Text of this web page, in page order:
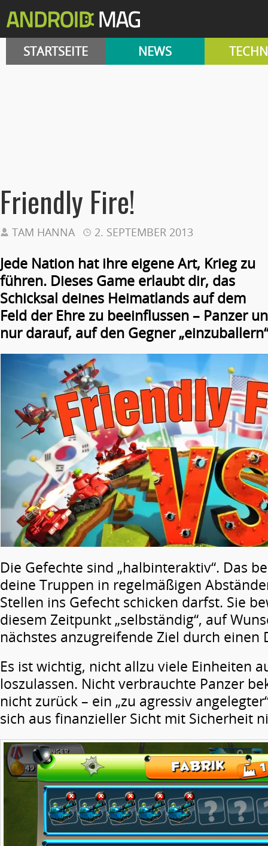
STARTSEITE NEWS
Friendly Fire!
TAM HANNA 2. SEPTEMBER 2013
Jede Nation hat ihre eigene Art, Krieg zu
führen. Dieses Game erlaubt dir, das
Schicksal deines Heimatlands auf dem
Feld der Ehre zu beeinflussen – Panzer
nur darauf, auf den Gegner
Die Gefechte sind „halbinteraktiv“. Das
deine Truppen in regelmäßigen
Stellen ins Gefecht schicken darfst. Sie
diesem Zeitpunkt „selbständig“, auf
nächstes anzugreifende Ziel durch einen
Es ist wichtig, nicht allzu viele Einheiten
loszulassen. Nicht verbrauchte Panzer
nicht zurück – ein „zu agressiv
sich aus finanzieller Sicht mit Sicherheit